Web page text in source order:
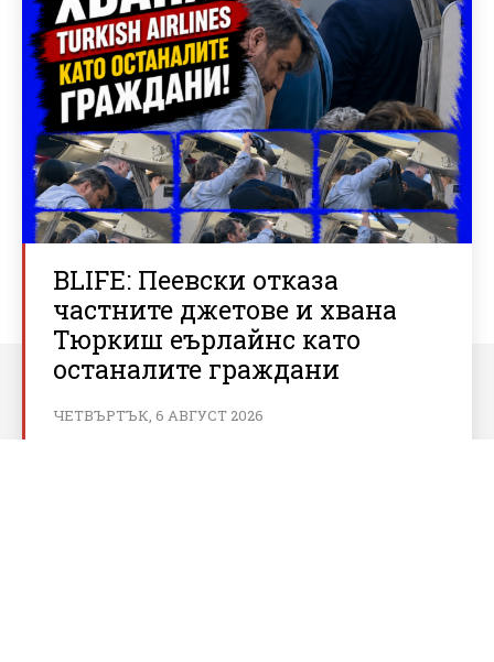
BLIFE: Пеевски отказа
частните джетове и хвана
Тюркиш еърлайнс като
останалите граждани
ЧЕТВЪРТЪК, 6 АВГУСТ 2026